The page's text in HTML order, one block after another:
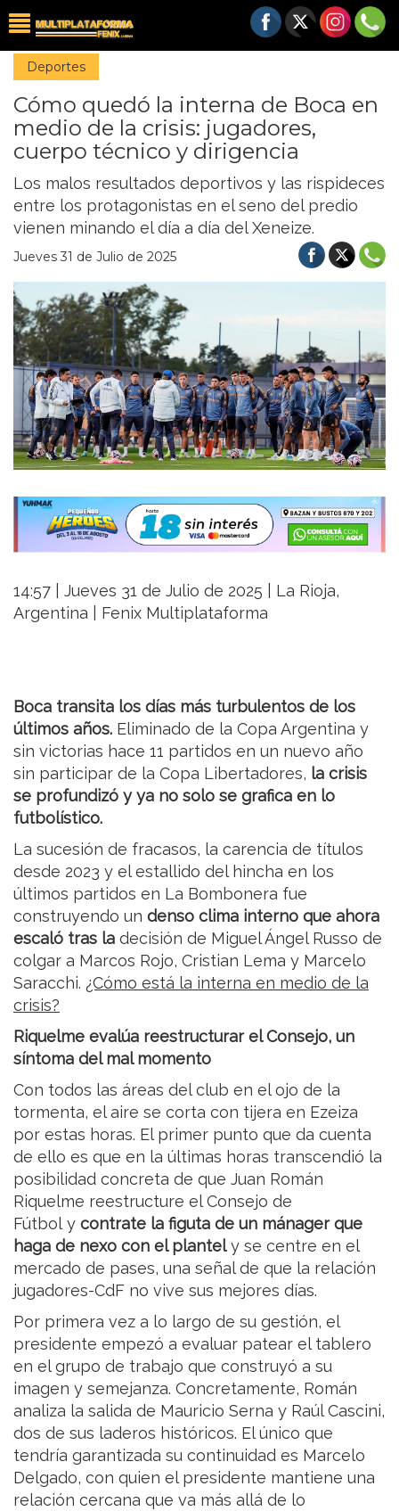
Deportes
Cómo quedó la interna de Boca en
medio de la crisis: jugadores,
cuerpo técnico y dirigencia
Los malos resultados deportivos y las rispideces
entre los protagonistas en el seno del predio
vienen minando el día a día del Xeneize.
Jueves 31 de Julio de 2025
14:57 | Jueves 31 de Julio de 2025 | La Rioja,
Argentina | Fenix Multiplataforma
Boca transita los días más turbulentos de los
últimos años. Eliminado de la Copa Argentina y
sin victorias hace 11 partidos en un nuevo año
sin participar de la Copa Libertadores, la crisis
se profundizó y ya no solo se grafica en lo
futbolístico.
La sucesión de fracasos, la carencia de títulos
desde 2023 y el estallido del hincha en los
últimos partidos en La Bombonera fue
construyendo un denso clima interno que ahora
escaló tras la decisión de Miguel Ángel Russo de
colgar a Marcos Rojo, Cristian Lema y Marcelo
Saracchi. ¿Cómo está la interna en medio de la
crisis?
Riquelme evalúa reestructurar el Consejo, un
síntoma del mal momento
Con todos las áreas del club en el ojo de la
tormenta, el aire se corta con tijera en Ezeiza
por estas horas. El primer punto que da cuenta
de ello es que en la últimas horas transcendió la
posibilidad concreta de que Juan Román
Riquelme reestructure el Consejo de
Fútbol y contrate la figuta de un mánager que
haga de nexo con el plantely se centre en el
mercado de pases, una señal de que la relación
jugadores-CdF no vive sus mejores días.
Por primera vez a lo largo de su gestión, el
presidente empezó a evaluar patear el tablero
en el grupo de trabajo que construyó a su
imagen y semejanza. Concretamente, Román
analiza la salida de Mauricio Serna y Raúl Cascini,
dos de sus laderos históricos. El único que
tendría garantizada su continuidad es Marcelo
Delgado, con quien el presidente mantiene una
relación cercana que va más allá de lo